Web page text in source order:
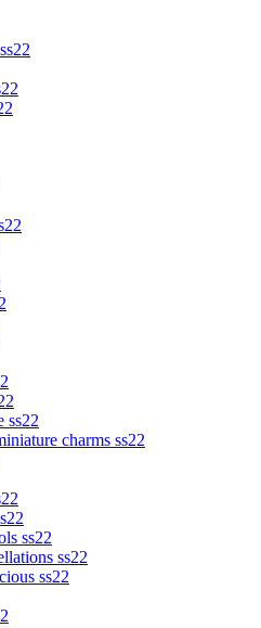
ss22
charms ss22
ss22
ss22
ss22